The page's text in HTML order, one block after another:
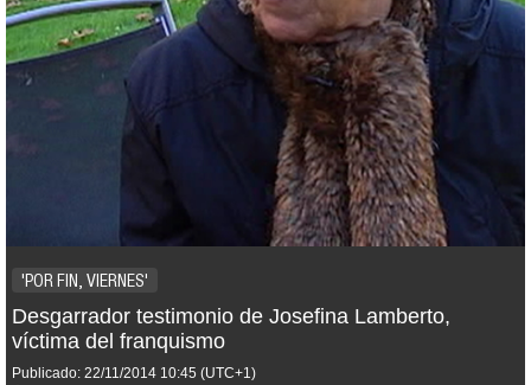
'POR FIN, VIERNES'
Desgarrador testimonio de Josefina Lamberto,
víctima del franquismo
Publicado: 22/11/2014 10:45 (UTC+1)